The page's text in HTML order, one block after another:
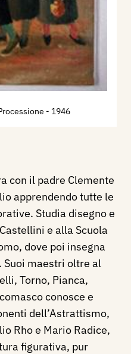
- 1946
con il padre Clemente
apprendendo tutte le
Studia disegno e
e alla Scuola
dove poi insegna
Suoi maestri oltre al
Torno, Pianca,
conosce e
dell’Astrattismo,
Rho e Mario Radice,
figurativa, pur